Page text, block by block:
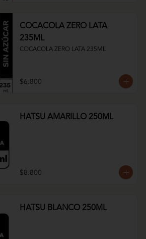
COCACOLA ZERO LATA
235ML
COCACOLA ZERO LATA 235ML
$6.800
HATSU AMARILLO 250ML
$8.800
HATSU BLANCO 250ML